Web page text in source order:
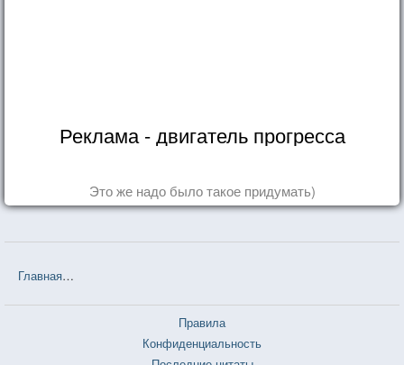
Реклама - двигатель прогресса
Это же надо было такое придумать)
Главная
Правила
Конфиденциальность